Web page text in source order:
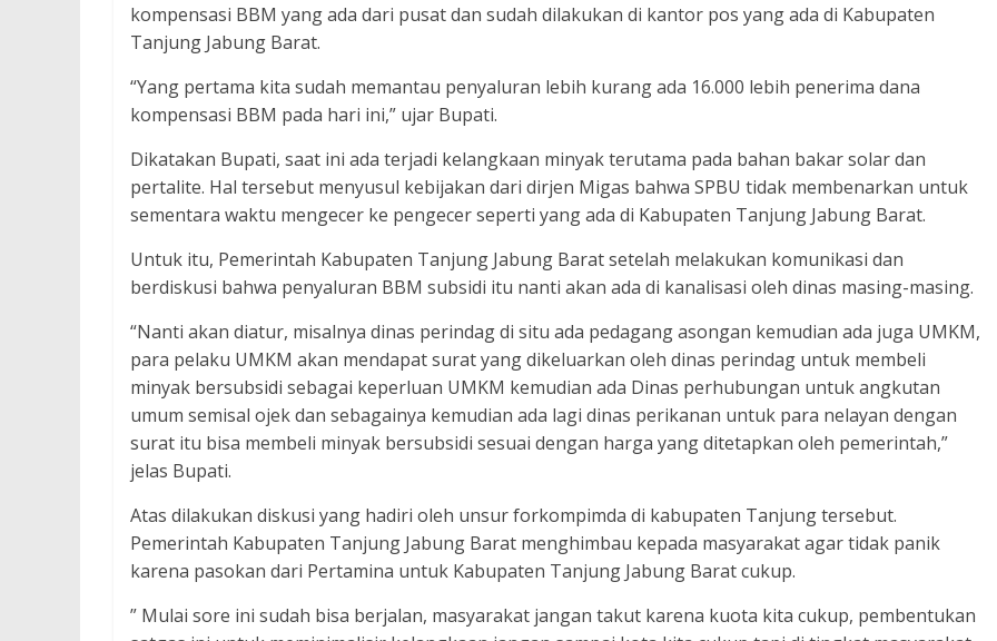
kompensasi BBM yang ada dari pusat dan sudah dilakukan di kantor pos yang ada di Kabupaten
Tanjung Jabung Barat.
“Yang pertama kita sudah memantau penyaluran lebih kurang ada 16.000 lebih penerima dana
kompensasi BBM pada hari ini,” ujar Bupati.
Dikatakan Bupati, saat ini ada terjadi kelangkaan minyak terutama pada bahan bakar solar dan
pertalite. Hal tersebut menyusul kebijakan dari dirjen Migas bahwa SPBU tidak membenarkan untuk
sementara waktu mengecer ke pengecer seperti yang ada di Kabupaten Tanjung Jabung Barat.
Untuk itu, Pemerintah Kabupaten Tanjung Jabung Barat setelah melakukan komunikasi dan
berdiskusi bahwa penyaluran BBM subsidi itu nanti akan ada di kanalisasi oleh dinas masing-masing.
“Nanti akan diatur, misalnya dinas perindag di situ ada pedagang asongan kemudian ada juga UMKM,
para pelaku UMKM akan mendapat surat yang dikeluarkan oleh dinas perindag untuk membeli
minyak bersubsidi sebagai keperluan UMKM kemudian ada Dinas perhubungan untuk angkutan
umum semisal ojek dan sebagainya kemudian ada lagi dinas perikanan untuk para nelayan dengan
surat itu bisa membeli minyak bersubsidi sesuai dengan harga yang ditetapkan oleh pemerintah,”
jelas Bupati.
Atas dilakukan diskusi yang hadiri oleh unsur forkompimda di kabupaten Tanjung tersebut.
Pemerintah Kabupaten Tanjung Jabung Barat menghimbau kepada masyarakat agar tidak panik
karena pasokan dari Pertamina untuk Kabupaten Tanjung Jabung Barat cukup.
” Mulai sore ini sudah bisa berjalan, masyarakat jangan takut karena kuota kita cukup, pembentukan